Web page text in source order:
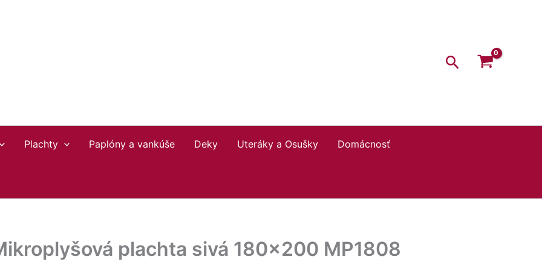
Hľadať
Plachty Paplóny a vankúše Deky Uteráky a Osušky Domácnosť
plachta sivá 180×200 MP1808